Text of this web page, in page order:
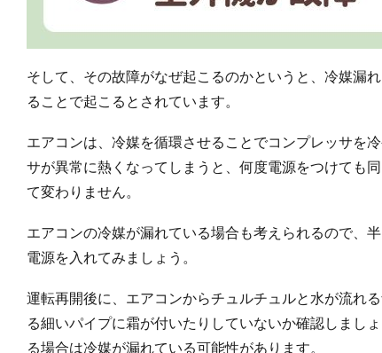
そして、その故障がなぜ起こるのかというと、冷媒漏
ることで起こるとされています。
エアコンは、冷媒を循環させることでコンプレッサを
サが異常に熱くなってしまうと、何度電源をつけても
て変わりません。
エアコンの冷媒が漏れている場合も考えられるので、
電源を入れてみましょう。
運転再開後に、エアコンからチュルチュルと水が流れ
る細いパイプに霜が付いたりしていないか確認しまし
る場合は冷媒が漏れている可能性があります。